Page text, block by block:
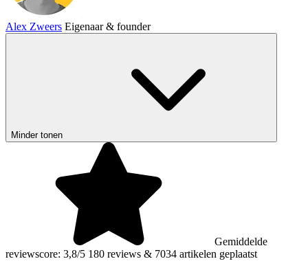
Alex Zweers Eigenaar & founder
Minder tonen
Gemiddelde
reviewscore: 3,8/5 180 reviews & 7034 artikelen geplaatst